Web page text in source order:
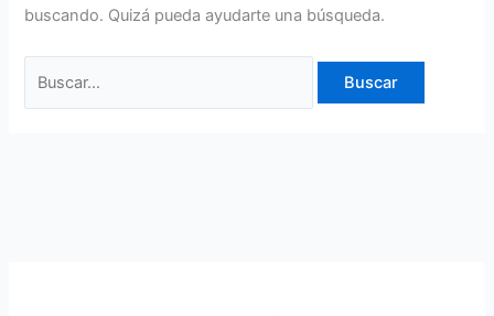
buscando. Quizá pueda ayudarte una búsqueda.